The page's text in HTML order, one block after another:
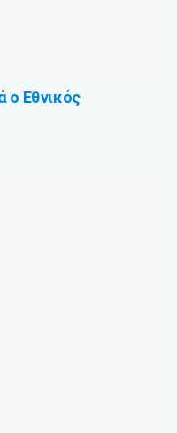
ο Εθνικός